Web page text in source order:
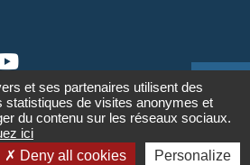
Contact

de confidentialité
Crédits
Recrutement
Plan du site
et ses partenaires utilisent des
statistiques de visites anonymes et
du contenu sur les réseaux sociaux.
ici
Deny all cookies Personalize